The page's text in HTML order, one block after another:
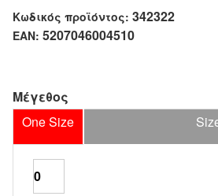
Κωδικός προϊόντος: 342322
EAN: 5207046004510
Μέγεθος
One Size